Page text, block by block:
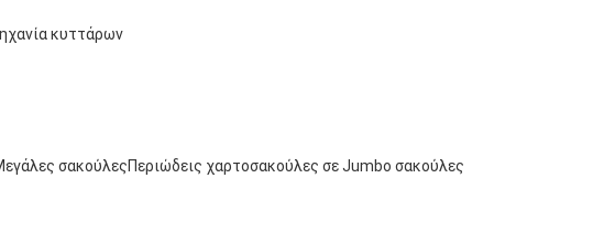
κυττάρων
σακούλεςΠεριώδεις χαρτοσακούλες σε Jumbo σακούλες